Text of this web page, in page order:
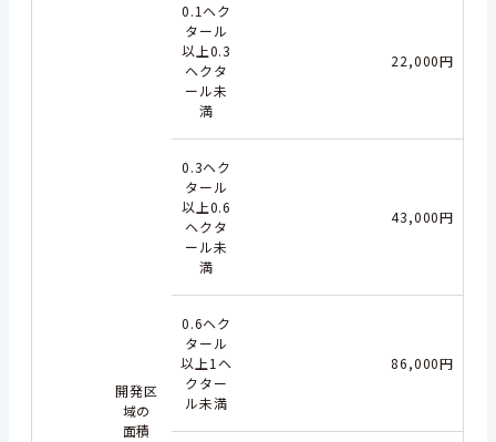
開発区
域の
面積
0.1ヘク
タール
以上0.3
ヘクタ
ール未
満
22,000円
0.3ヘク
タール
以上0.6
ヘクタ
ール未
満
43,000円
0.6ヘク
タール
以上1ヘ
クター
ル未満
86,000円